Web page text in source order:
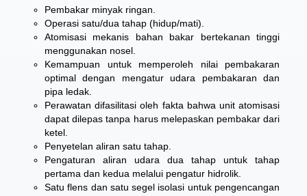
Pembakar minyak ringan.
Operasi satu/dua tahap (hidup/mati).
Atomisasi mekanis bahan bakar bertekanan tinggi
menggunakan nosel.
Kemampuan untuk memperoleh nilai pembakaran
optimal dengan mengatur udara pembakaran dan
pipa ledak.
Perawatan difasilitasi oleh fakta bahwa unit atomisasi
dapat dilepas tanpa harus melepaskan pembakar dari
ketel.
Penyetelan aliran satu tahap.
Pengaturan aliran udara dua tahap untuk tahap
pertama dan kedua melalui pengatur hidrolik.
Satu flens dan satu segel isolasi untuk pengencangan